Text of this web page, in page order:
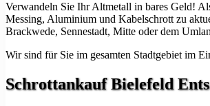
Verwandeln Sie Ihr Altmetall in bares Geld!
Messing, Aluminium und Kabelschrott zu
Brackwede, Sennestadt, Mitte oder dem
Wir sind für Sie im gesamten Stadtgebiet im
Schrottankauf Bielefeld